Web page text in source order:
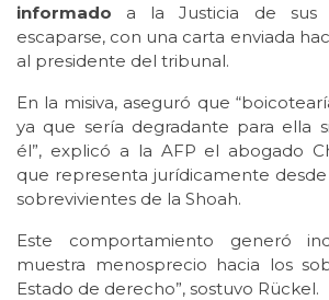
informado a la Justicia de sus
escaparse, con una carta enviada
al presidente del tribunal.
En la misiva, aseguró que
ya que sería degradante para ella
él”, explicó a la AFP el abogado
que representa jurídicamente
sobrevivientes de la Shoah.
Este comportamiento generó
muestra menosprecio hacia los
Estado de derecho”, sostuvo Rückel.